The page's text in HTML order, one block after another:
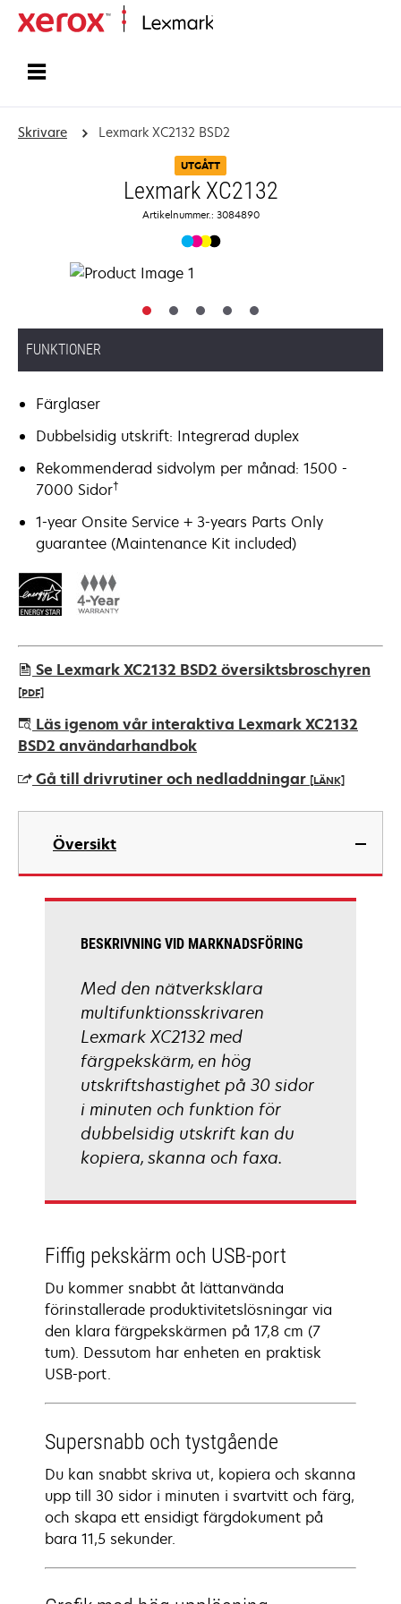
Skrivare Lexmark XC2132 BSD2
UTGÅTT
Lexmark XC2132
Artikelnummer.: 3084890
FUNKTIONER
Färglaser
Dubbelsidig utskrift: Integrerad duplex
Rekommenderad sidvolym per månad: 1500 -
7000 Sidor†
1-year Onsite Service + 3-years Parts Only
guarantee (Maintenance Kit included)
Se Lexmark XC2132 BSD2 översiktsbroschyren
[PDF]
opens
in
new
tab
Läs igenom vår interaktiva Lexmark XC2132
BSD2 användarhandbok
Gå till drivrutiner och nedladdningar [LÄNK]
opens
new
Översikt
BESKRIVNING VID MARKNADSFÖRING
Med den nätverksklara
multifunktionsskrivaren
Lexmark XC2132 med
färgpekskärm, en hög
utskriftshastighet på 30 sidor
i minuten och funktion för
dubbelsidig utskrift kan du
kopiera, skanna och faxa.
Fiffig pekskärm och USB-port
Du kommer snabbt åt lättanvända
förinstallerade produktivitetslösningar via
den klara färgpekskärmen på 17,8 cm (7
tum). Dessutom har enheten en praktisk
USB-port.
Supersnabb och tystgående
Du kan snabbt skriva ut, kopiera och skanna
upp till 30 sidor i minuten i svartvitt och färg,
och skapa ett ensidigt färgdokument på
bara 11,5 sekunder.